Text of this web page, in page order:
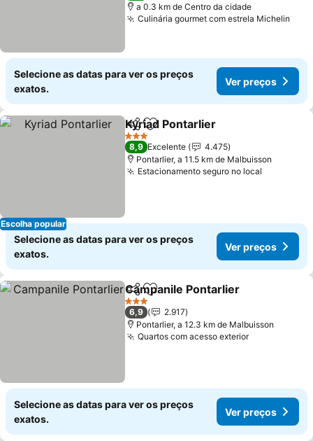
a 0.3 km de Centro da cidade
Culinária gourmet com estrela Michelin
Selecione as datas para ver os preços
exatos.
Ver preços
Escolha popular
PartilharAdicionar aos favoritos
Kyriad Pontarlier
3 Estrelas
8,9 Excelente
4.475
Pontarlier, a 11.5 km de Malbuisson
Estacionamento seguro no local
Selecione as datas para ver os preços
exatos.
Ver preços
PartilharAdicionar aos favoritos
Campanile Pontarlier
3 Estrelas
6,9
2.917
Pontarlier, a 12.3 km de Malbuisson
Quartos com acesso exteriorVer preços
Selecione as datas para ver os preços
exatos.
Ver preços